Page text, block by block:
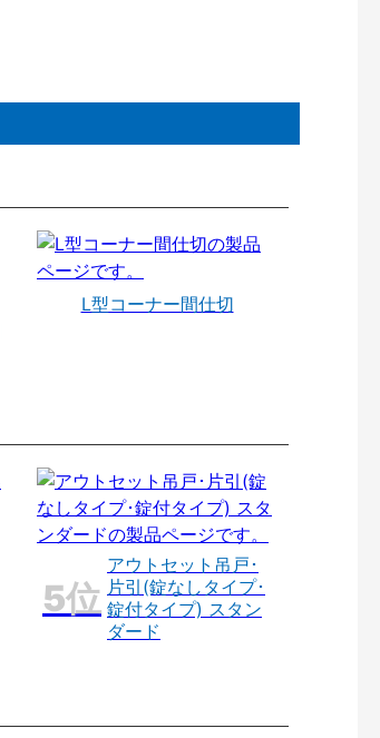
L型コーナー間仕切
アウトセット吊戸･
片引(錠なしタイプ･
錠付タイプ) スタン
ダード